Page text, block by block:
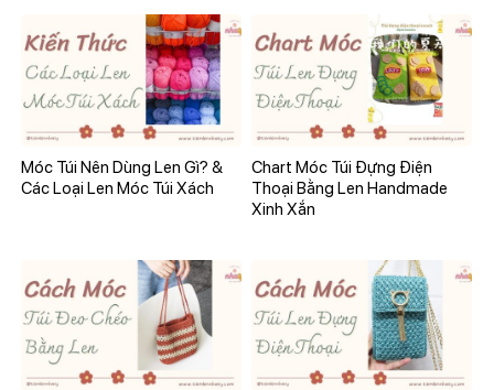
Móc Túi Nên Dùng Len Gì? &
Các Loại Len Móc Túi Xách
Chart Móc Túi Đựng Điện
Thoại Bằng Len Handmade
Xinh Xắn